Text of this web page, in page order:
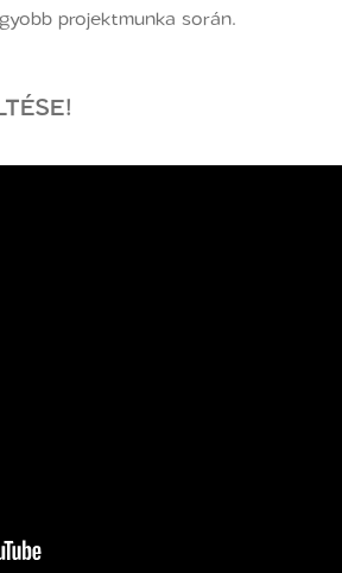
projektmunka során.